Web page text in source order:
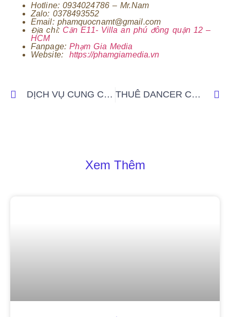
Hotline: 0934024786 – Mr.Nam
Zalo: 0378493552
Email: phamquocnamt@gmail.com
Địa chỉ: Căn E11- Villa an phú đông quận 12 –
HCM
Fanpage: Phạm Gia Media
Website: https://phamgiamedia.vn
DỊCH VỤ CUNG CẤP DANCER GIÁ TỐT TẠI CẦN THƠ THUÊ DANCER CHUYÊN NGHIỆP TẠI TIỀN GIANG
Xem Thêm